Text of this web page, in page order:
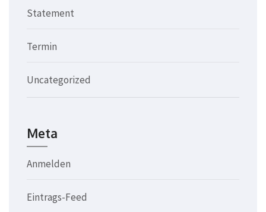
Statement
Termin
Uncategorized
Meta
Anmelden
Eintrags-Feed